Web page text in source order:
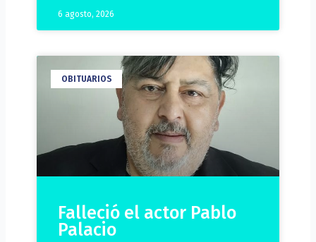
6 agosto, 2026
OBITUARIOS
Falleció el actor Pablo
Palacio